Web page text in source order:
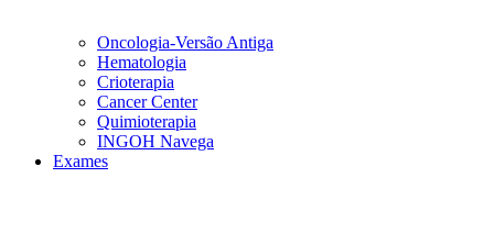
Oncologia-Versão Antiga
Hematologia
Crioterapia
Cancer Center
Quimioterapia
INGOH Navega
Exames